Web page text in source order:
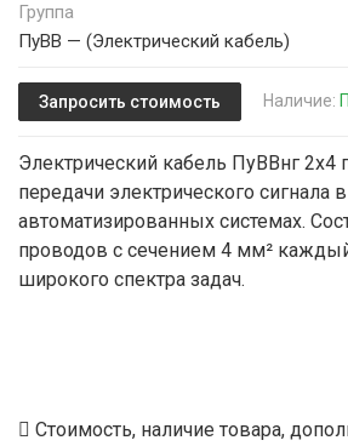
Группа
ПуВВ — (Электрический кабель)
Запросить стоимость Наличие:
Электрический кабель ПуВВнг 2х4
передачи электрического сигнала в
автоматизированных системах.
проводов с сечением 4 мм²
широкого спектра задач.
Стоимость, наличие товара,